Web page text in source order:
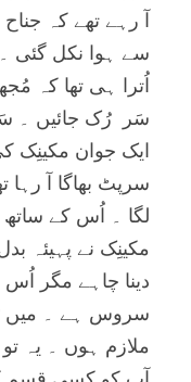
آ رہے تھے کہ جناح
سے ہوا نکل گئی
اُترا ہی تھا کہ
سَر رُک جائيں ۔
ايک جوان مکينِک
سرپٹ بھاگا آ رہا
لگا ۔ اُس کے
مکينِک نے پہيئہ
دينا چاہے مگر اُس
سروس ہے ۔ ميں
ملازم ہوں ۔ يہ